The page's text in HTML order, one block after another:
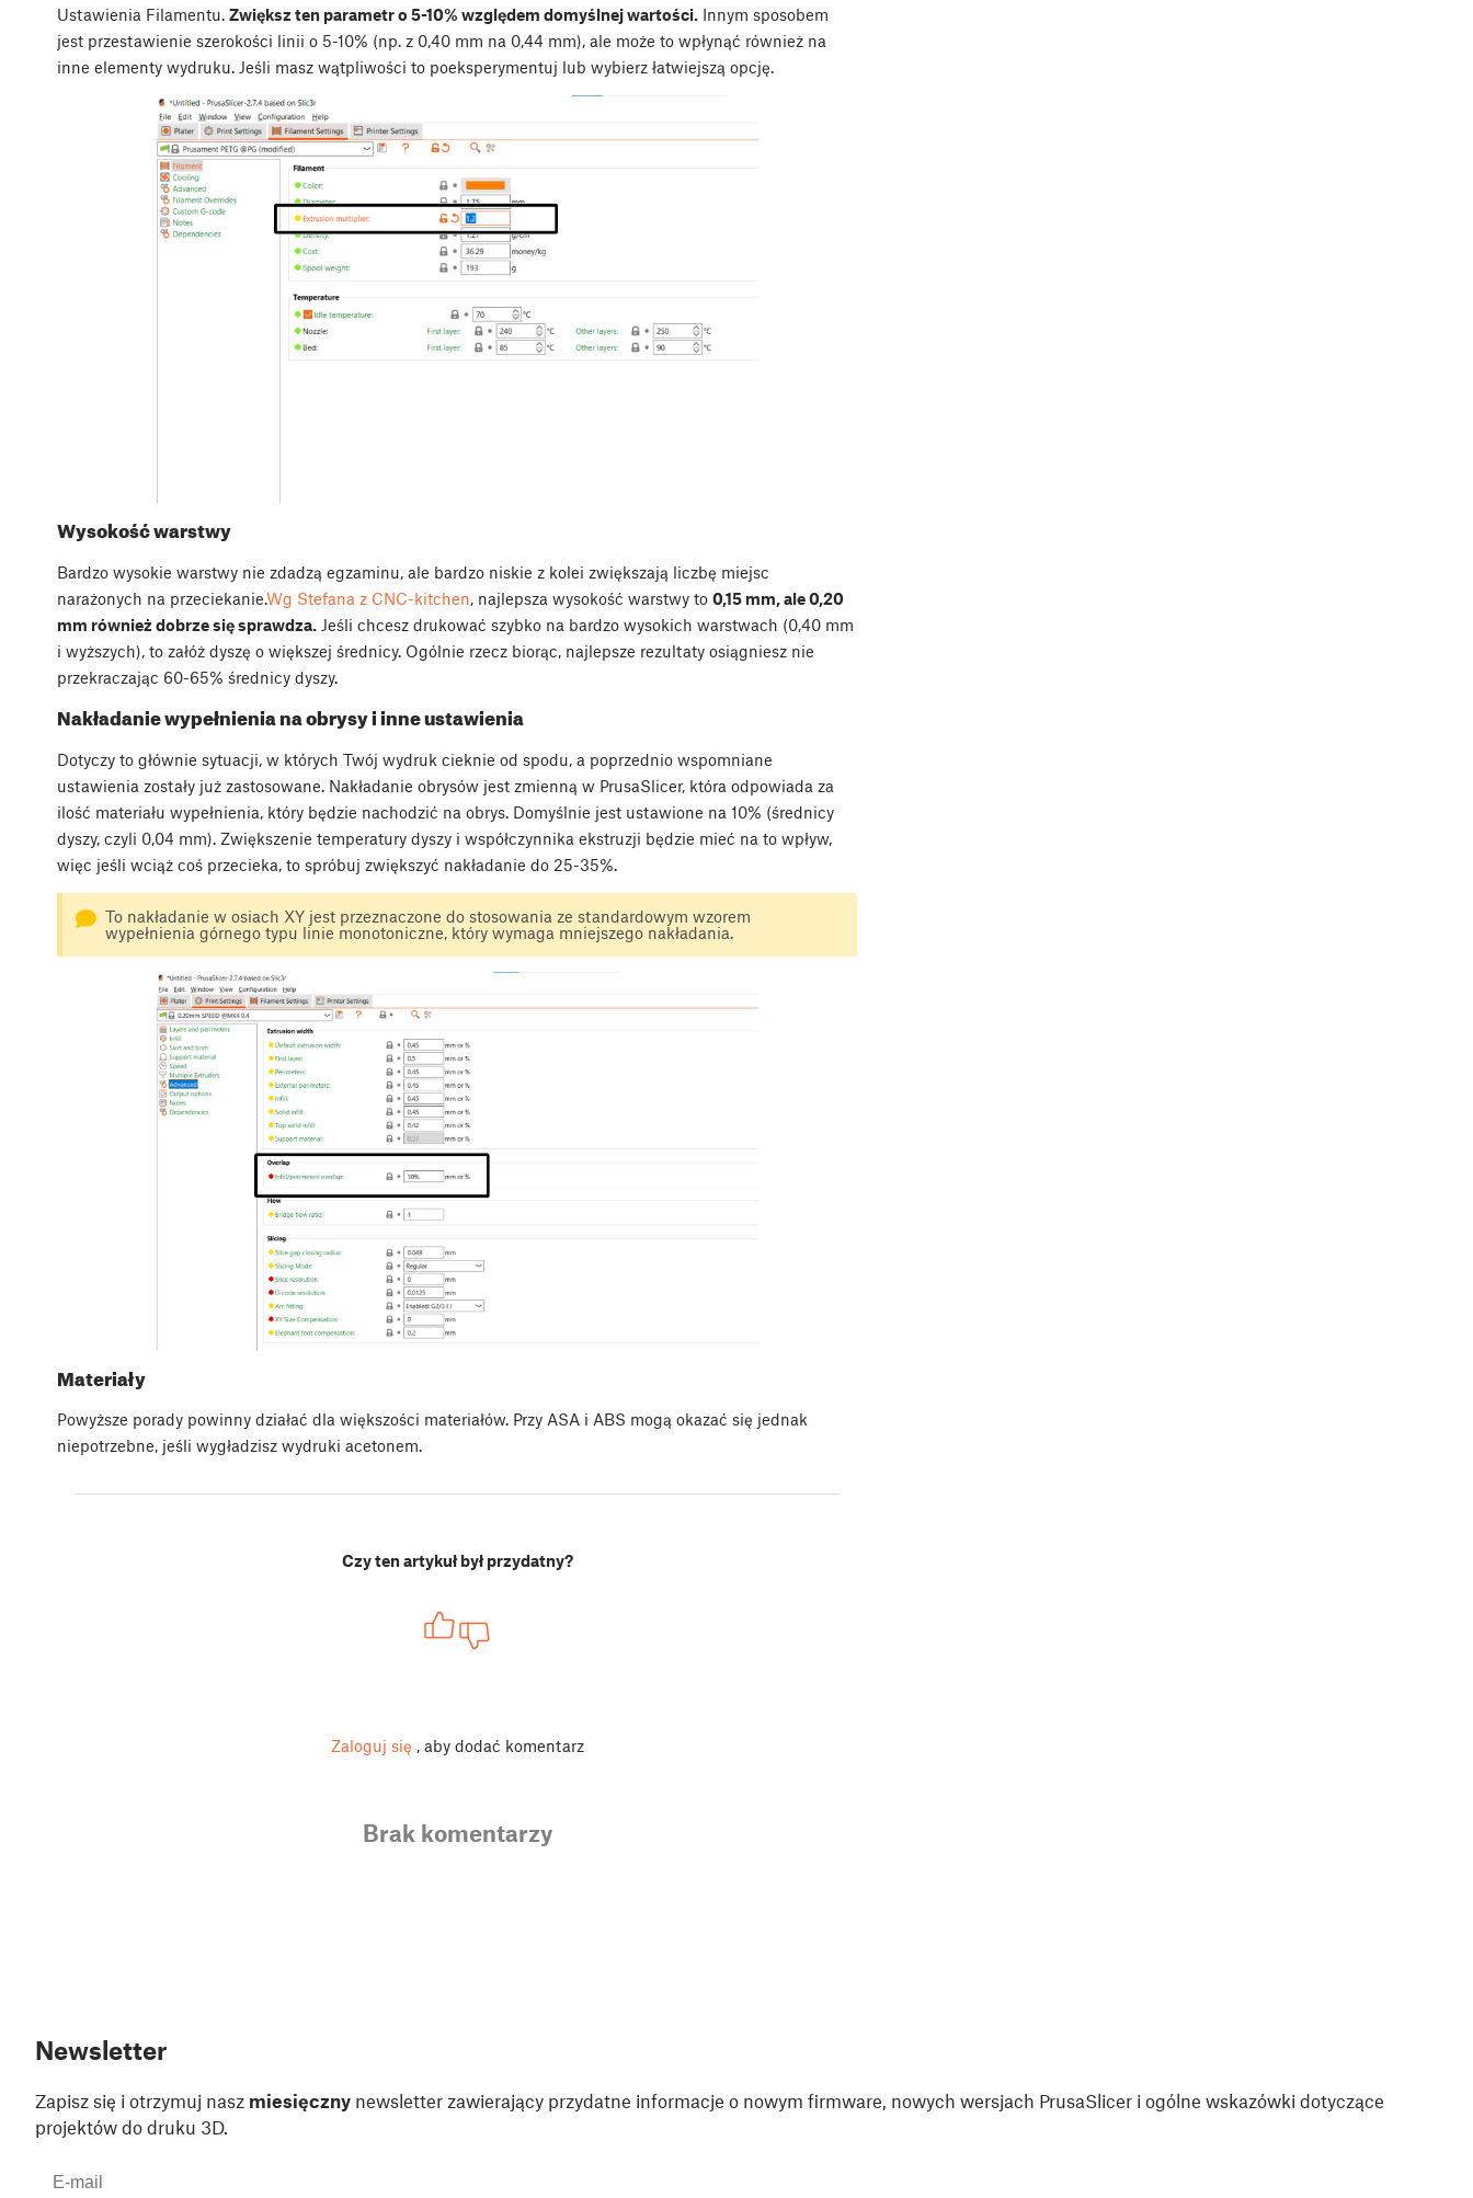
Ustawienia Filamentu. Zwiększ ten parametr o 5-10% względem domyślnej wartości. Innym sposobem
jest przestawienie szerokości linii o 5-10% (np. z 0,40 mm na 0,44 mm), ale może to wpłynąć również na
inne elementy wydruku. Jeśli masz wątpliwości to poeksperymentuj lub wybierz łatwiejszą opcję.
Wysokość warstwy
Bardzo wysokie warstwy nie zdadzą egzaminu, ale bardzo niskie z kolei zwiększają liczbę miejsc
narażonych na przeciekanie.Wg Stefana z CNC-kitchen, najlepsza wysokość warstwy to 0,15 mm, ale 0,20
mm również dobrze się sprawdza. Jeśli chcesz drukować szybko na bardzo wysokich warstwach (0,40 mm
i wyższych), to załóż dyszę o większej średnicy. Ogólnie rzecz biorąc, najlepsze rezultaty osiągniesz nie
przekraczając 60-65% średnicy dyszy.
Nakładanie wypełnienia na obrysy i inne ustawienia
Dotyczy to głównie sytuacji, w których Twój wydruk cieknie od spodu, a poprzednio wspomniane
ustawienia zostały już zastosowane. Nakładanie obrysów jest zmienną w PrusaSlicer, która odpowiada za
ilość materiału wypełnienia, który będzie nachodzić na obrys. Domyślnie jest ustawione na 10% (średnicy
dyszy, czyli 0,04 mm). Zwiększenie temperatury dyszy i współczynnika ekstruzji będzie mieć na to wpływ,
więc jeśli wciąż coś przecieka, to spróbuj zwiększyć nakładanie do 25-35%.
To nakładanie w osiach XY jest przeznaczone do stosowania ze standardowym wzorem
wypełnienia górnego typu linie monotoniczne, który wymaga mniejszego nakładania.
Materiały
Powyższe porady powinny działać dla większości materiałów. Przy ASA i ABS mogą okazać się jednak
niepotrzebne, jeśli wygładzisz wydruki acetonem.
Czy ten artykuł był przydatny?
Zaloguj się , aby dodać komentarz
Brak komentarzy
Newsletter
Zapisz się i otrzymuj nasz miesięczny newsletter zawierający przydatne informacje o nowym firmware, nowych wersjach PrusaSlicer i ogólne wskazówki dotyczące
projektów do druku 3D.